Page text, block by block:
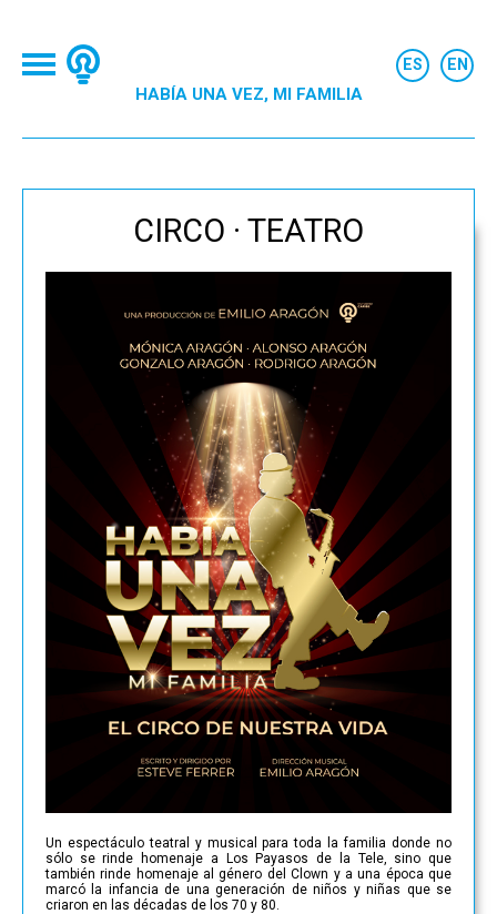
HABÍA UNA VEZ, MI FAMILIA
CIRCO · TEATRO
Un espectáculo teatral y musical para toda la familia donde no
sólo se rinde homenaje a Los Payasos de la Tele, sino que
también rinde homenaje al género del Clown y a una época que
marcó la infancia de una generación de niños y niñas que se
criaron en las décadas de los 70 y 80.